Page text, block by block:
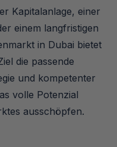
Kapitalanlage, einer
einem langfristigen
in Dubai bietet
die passende
und kompetenter
volle Potenzial
ausschöpfen.